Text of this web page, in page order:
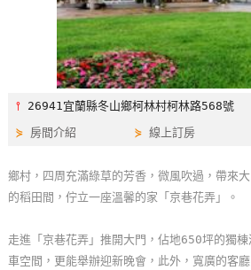
紅
帶
玩
⫯ 26941宜蘭縣冬山鄉柯林村柯林路568號
⋟ 房間介紹 ⋟線上訂房
鄉村，四周充滿綠草的芳香，微風吹過，帶來
的稻田間，佇立一座溫馨的家「京巷花弄」。
走進「京巷花弄」推開大門，佔地650坪的獨
車空間，更能舉辦迎新晚會，此外，寬廣的客